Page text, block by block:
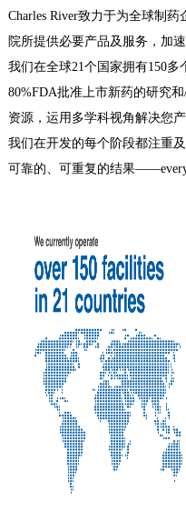
Charles River致力于为全球制
院所提供必要产品及服务，加
我们在全球21个国家拥有150
80%FDA批准上市新药的研究
资源，运用多学科视角解决您产
我们在开发的每个阶段都注重
可靠的、可重复的结果——every